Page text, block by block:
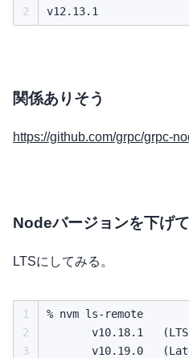
2
関係ありそう
https://github.com/grpc/grpc-
Nodeバージョンを下げ
LTSにしてみる。
1
2
3
% nvm ls-remote
v10.18.1
v10.19.0